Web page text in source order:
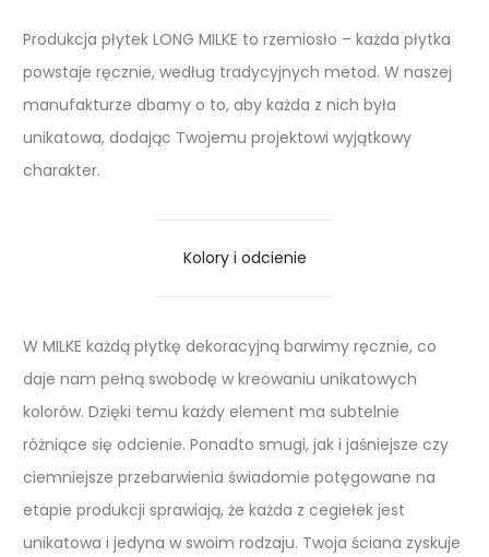
Produkcja płytek LONG MILKE to rzemiosło – każda płytka
powstaje ręcznie, według tradycyjnych metod. W naszej
manufakturze dbamy o to, aby każda z nich była
unikatowa, dodając Twojemu projektowi wyjątkowy
charakter.
Kolory i odcienie
W MILKE każdą płytkę dekoracyjną barwimy ręcznie, co
daje nam pełną swobodę w kreowaniu unikatowych
kolorów. Dzięki temu każdy element ma subtelnie
różniące się odcienie. Ponadto smugi, jak i jaśniejsze czy
ciemniejsze przebarwienia świadomie potęgowane na
etapie produkcji sprawiają, że każda z cegiełek jest
unikatowa i jedyna w swoim rodzaju. Twoja ściana zyskuje